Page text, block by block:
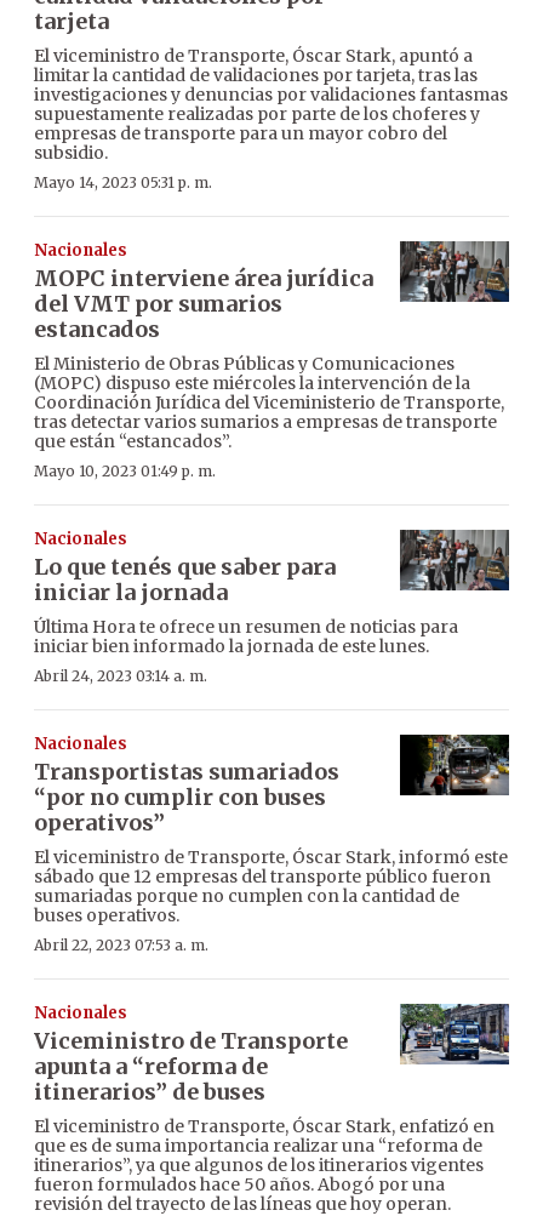
tarjeta
El viceministro de Transporte, Óscar Stark, apuntó a
limitar la cantidad de validaciones por tarjeta, tras las
investigaciones y denuncias por validaciones fantasmas
supuestamente realizadas por parte de los choferes y
empresas de transporte para un mayor cobro del
subsidio.
Mayo 14, 2023 05:31 p. m.
Nacionales
MOPC interviene área jurídica
del VMT por sumarios
estancados
El Ministerio de Obras Públicas y Comunicaciones
(MOPC) dispuso este miércoles la intervención de la
Coordinación Jurídica del Viceministerio de Transporte,
tras detectar varios sumarios a empresas de transporte
que están “estancados”.
Mayo 10, 2023 01:49 p. m.
Nacionales
Lo que tenés que saber para
iniciar la jornada
Última Hora te ofrece un resumen de noticias para
iniciar bien informado la jornada de este lunes.
Abril 24, 2023 03:14 a. m.
Nacionales
Transportistas sumariados
“por no cumplir con buses
operativos”
El viceministro de Transporte, Óscar Stark, informó este
sábado que 12 empresas del transporte público fueron
sumariadas porque no cumplen con la cantidad de
buses operativos.
Abril 22, 2023 07:53 a. m.
Nacionales
Viceministro de Transporte
apunta a “reforma de
itinerarios” de buses
El viceministro de Transporte, Óscar Stark, enfatizó en
que es de suma importancia realizar una “reforma de
itinerarios”, ya que algunos de los itinerarios vigentes
fueron formulados hace 50 años. Abogó por una
revisión del trayecto de las líneas que hoy operan.